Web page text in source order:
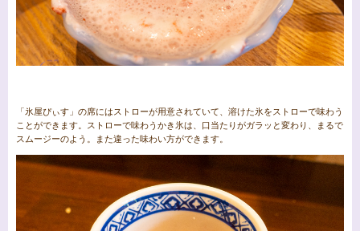
「氷屋ぴぃす」の席にはストローが用意されていて、溶けた氷をストローで味わう
ことができます。ストローで味わうかき氷は、口当たりがガラッと変わり、まるで
スムージーのよう。また違った味わい方ができます。